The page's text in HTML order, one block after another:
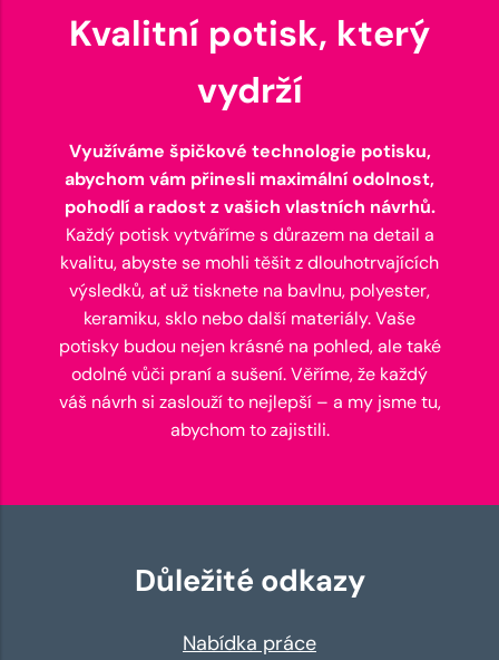
Kvalitní potisk, který
vydrží
Využíváme špičkové technologie potisku,
abychom vám přinesli maximální odolnost,
pohodlí a radost z vašich vlastních návrhů.
Každý potisk vytváříme s důrazem na detail a
kvalitu, abyste se mohli těšit z dlouhotrvajících
výsledků, ať už tisknete na bavlnu, polyester,
keramiku, sklo nebo další materiály. Vaše
potisky budou nejen krásné na pohled, ale také
odolné vůči praní a sušení. Věříme, že každý
váš návrh si zaslouží to nejlepší – a my jsme tu,
abychom to zajistili.
Důležité odkazy
Nabídka práce